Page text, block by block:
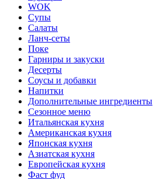
WOK
Супы
Салаты
Ланч-сеты
Поке
Гарниры и закуски
Десерты
Соусы и добавки
Напитки
Дополнительные ингредиенты
Сезонное меню
Итальянская кухня
Американская кухня
Японская кухня
Азиатская кухня
Европейская кухня
Фаст фуд